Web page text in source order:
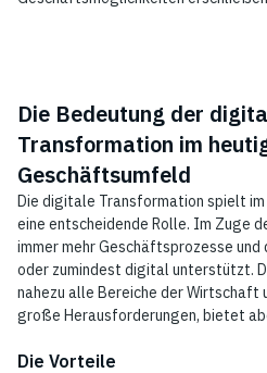
Die Bedeutung der
Transformation im
Geschäftsumfeld
Die digitale Transformation spielt
eine entscheidende Rolle. Im Zuge
immer mehr Geschäftsprozesse
oder zumindest digital unterstützt.
nahezu alle Bereiche der Wirtschaft
große Herausforderungen, bietet
Die Vorteile